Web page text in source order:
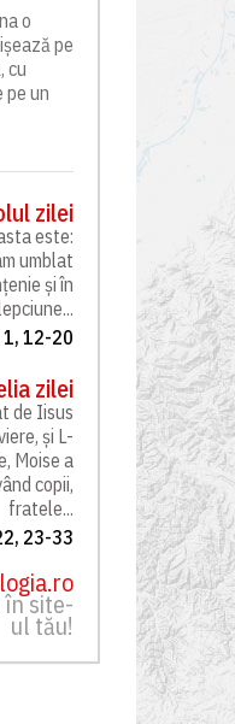
o
pe
cu
pe un
zilei
este:
umblat
și în
12-20
zilei
de Iisus
și L-
Moise a
copii,
fratele...
23-33
site-
ul tău!